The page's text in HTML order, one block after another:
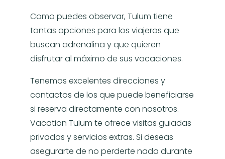
Como puedes observar, Tulum tiene
tantas opciones para los viajeros que
buscan adrenalina y que quieren
disfrutar al máximo de sus vacaciones.
Tenemos excelentes direcciones y
contactos de los que puede beneficiarse
si reserva directamente con nosotros.
Vacation Tulum te ofrece visitas guiadas
privadas y servicios extras. Si deseas
asegurarte de no perderte nada durante